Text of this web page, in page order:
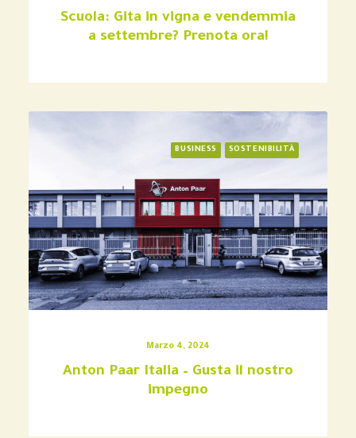
Scuola: Gita in vigna e vendemmia
a settembre? Prenota ora!
BUSINESS SOSTENIBILITÀ
Marzo 4, 2024
Anton Paar Italia – Gusta il nostro
impegno